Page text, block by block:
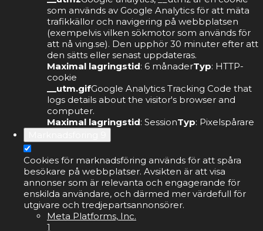
som används av Google Analytics för att mäta
trafikkällor och navigering på webbplatsen
(exempelvis vilken sökmotor som används för
att nå ving.se). Den upphör 30 minuter efter att
den sätts eller senast uppdateras.
Maximal lagringstid: 6 månaderTyp: HTTP-
cookie
__utm.gifGoogle Analytics Tracking Code that
logs details about the visitor's browser and
computer.
Maximal lagringstid: SessionTyp: Pixelspårare
Cookies för marknadsföring används för att spåra
besökare på webbplatser. Avsikten är att visa
annonser som är relevanta och engagerande för
enskilda användare, och därmed mer värdefull för
utgivare och tredjepartsannonsörer.
Meta Platforms, Inc.
1